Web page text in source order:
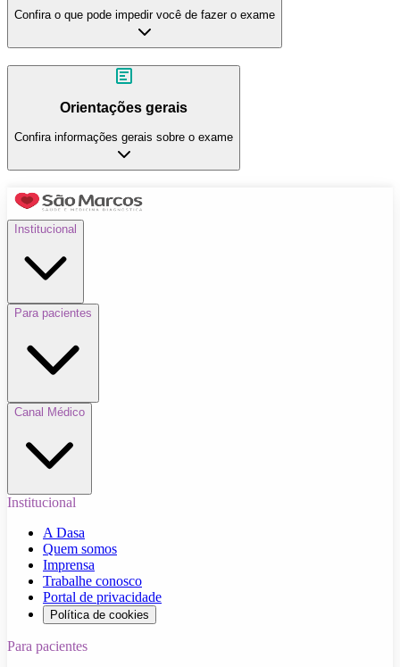
Confira o que pode impedir você de fazer o exame
Orientações gerais
Confira informações gerais sobre o exame
Institucional
Para pacientes
Canal Médico
Institucional
A Dasa
Quem somos
Imprensa
Trabalhe conosco
Portal de privacidade
Política de cookies
Para pacientes